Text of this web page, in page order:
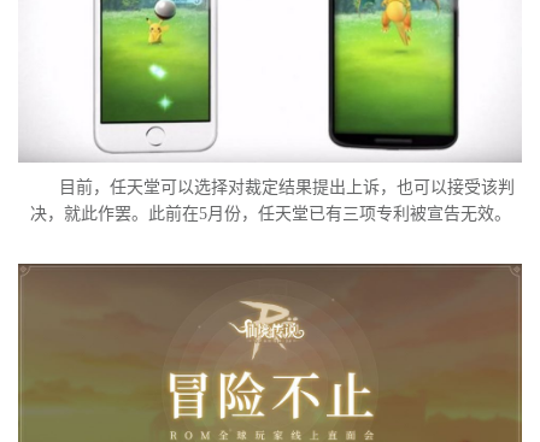
目前，任天堂可以选择对裁定结果提出上诉，也可以接受该判
决，就此作罢。此前在5月份，任天堂已有三项专利被宣告无效。